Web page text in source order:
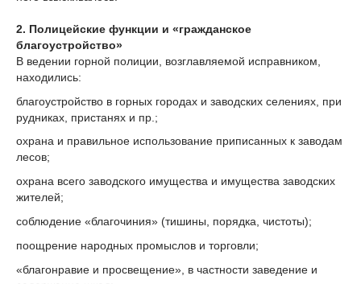
2. Полицейские функции и «гражданское
благоустройство»
В ведении горной полиции, возглавляемой исправником,
находились:
благоустройство в горных городах и заводских селениях, при
рудниках, пристанях и пр.;
охрана и правильное использование приписанных к заводам
лесов;
охрана всего заводского имущества и имущества заводских
жителей;
соблюдение «благочиния» (тишины, порядка, чистоты);
поощрение народных промыслов и торговли;
«благонравие и просвещение», в частности заведение и